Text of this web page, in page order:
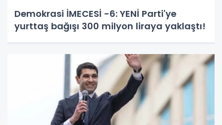
Demokrasi İMECESİ -6: YENİ Parti'ye
yurttaş bağışı 300 milyon liraya yaklaştı!